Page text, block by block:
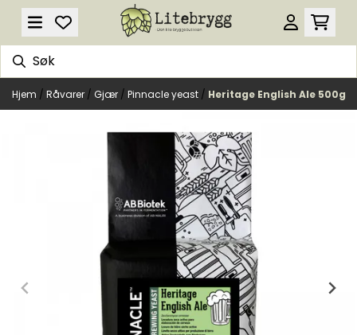
Hopp til innhold
Hjem / Råvarer / Gjær / Pinnacle yeast / Heritage English Ale 500g